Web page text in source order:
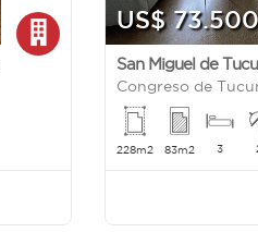
US$ 73.500
San Miguel de
Congreso de
228m2 83m2 3